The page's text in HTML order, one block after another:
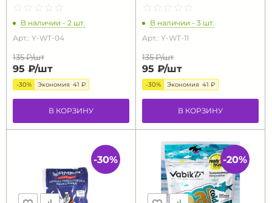
☆ ☆ ☆ ☆ ☆
★ ★ ★ ★ ★
В наличии - 2 шт.
Арт.: Y-WT-04
135 ₽/шт
95 ₽/шт
-30% Экономия 41 ₽
В КОРЗИНУ
☆ ☆ ☆ ☆ ☆
★ ★ ★ ★ ★
В наличии - 3 шт.
Арт.: Y-WT-11
135 ₽/шт
95 ₽/шт
-30% Экономия 41 ₽
В КОРЗИНУ
-30% -20%